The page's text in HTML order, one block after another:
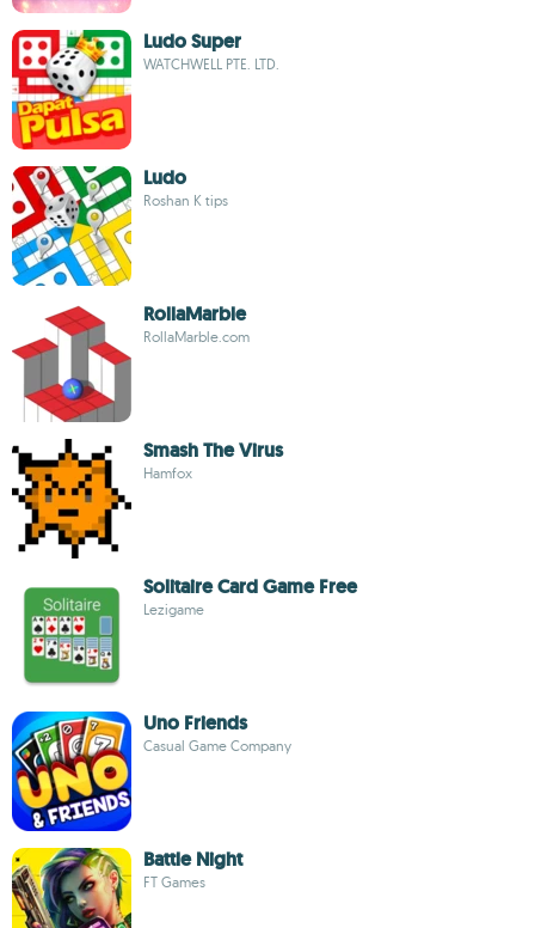
Ludo Super
WATCHWELL PTE. LTD.
Ludo
Roshan K tips
RollaMarble
RollaMarble.com
Smash The Virus
Hamfox
Solitaire Card Game Free
Lezigame
Uno Friends
Casual Game Company
Battle Night
FT Games